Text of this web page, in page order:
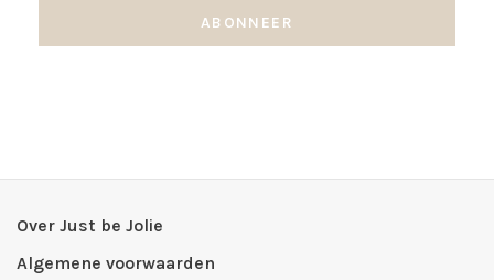
ABONNEER
Over Just be Jolie
Algemene voorwaarden